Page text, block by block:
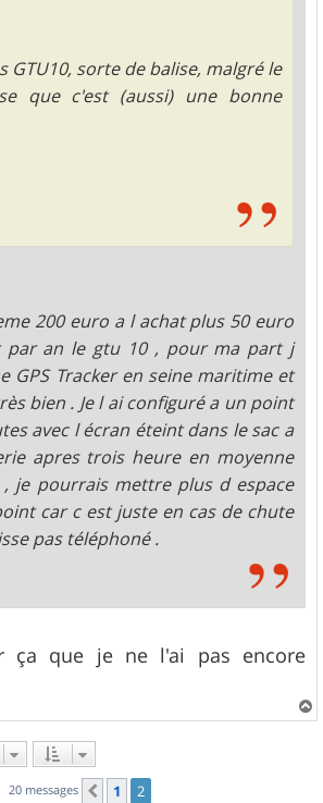
GTU10, sorte de balise, malgré le
que c'est (aussi) une bonne
200 euro a l achat plus 50 euro
par an le gtu 10 , pour ma part j
GPS Tracker en seine maritime et
bien . Je l ai configuré a un point
avec l écran éteint dans le sac a
apres trois heure en moyenne
je pourrais mettre plus d espace
car c est juste en cas de chute
pas téléphoné .
ça que je ne l'ai pas encore
a
20 messages Précédent
1 2